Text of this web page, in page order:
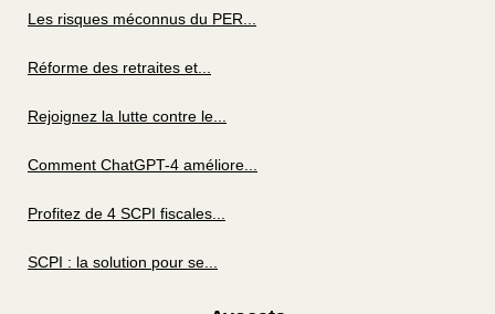
Les risques méconnus du PER...
Réforme des retraites et...
Rejoignez la lutte contre le...
Comment ChatGPT-4 améliore...
Profitez de 4 SCPI fiscales...
SCPI : la solution pour se...